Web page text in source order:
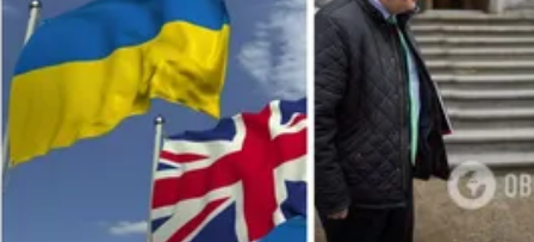
Społeczeństwo
Wojna na Ukrainie